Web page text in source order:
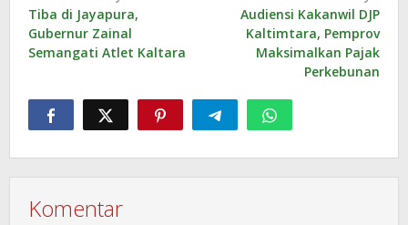
pos
Tiba di Jayapura,
Gubernur Zainal
Semangati Atlet Kaltara
Audiensi Kakanwil DJP
Kaltimtara, Pemprov
Maksimalkan Pajak
Perkebunan
Komentar